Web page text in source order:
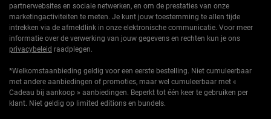
partnerwebsites en sociale netwerken, en om de prestaties van onze
marketingactiviteiten te meten. Je kunt jouw toestemming te allen tijde
intrekken via de afmeldlink in onze elektronische communicatie. Voor meer
informatie over de verwerking van jouw gegevens en rechten kun je ons
privacybeleid raadplegen.
*Welkomstaanbieding geldig voor een eerste bestelling. Niet cumuleerbaar
met andere aanbiedingen of promoties, maar wel cumuleerbaar met «
Cadeau bij aankoop » aanbiedingen. Beperkt tot één keer te gebruiken per
klant. Niet geldig op limited editions en bundels.